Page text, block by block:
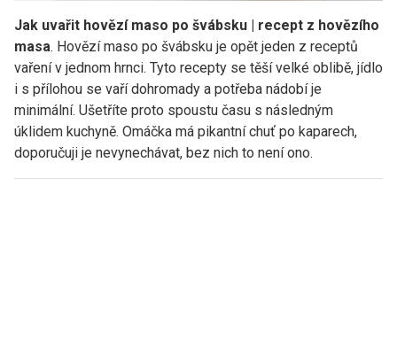
Jak uvařit hovězí maso po švábsku | recept z hovězího
masa. Hovězí maso po švábsku je opět jeden z receptů
vaření v jednom hrnci. Tyto recepty se těší velké oblibě, jídlo
i s přílohou se vaří dohromady a potřeba nádobí je
minimální. Ušetříte proto spoustu času s následným
úklidem kuchyně. Omáčka má pikantní chuť po kaparech,
doporučuji je nevynechávat, bez nich to není ono.